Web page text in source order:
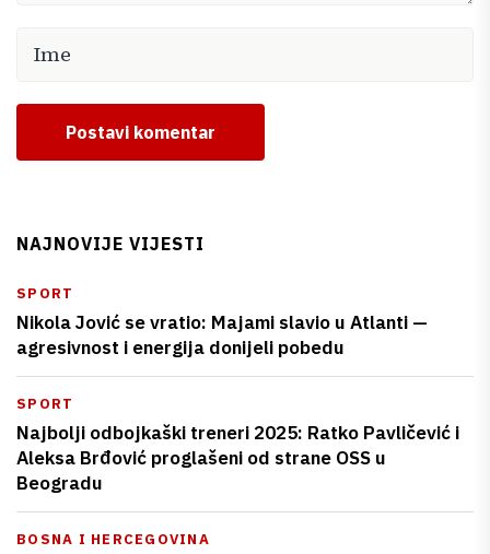
Postavi komentar
NAJNOVIJE VIJESTI
SPORT
Nikola Jović se vratio: Majami slavio u Atlanti —
agresivnost i energija donijeli pobedu
SPORT
Najbolji odbojkaški treneri 2025: Ratko Pavličević i
Aleksa Brđović proglašeni od strane OSS u
Beogradu
BOSNA I HERCEGOVINA